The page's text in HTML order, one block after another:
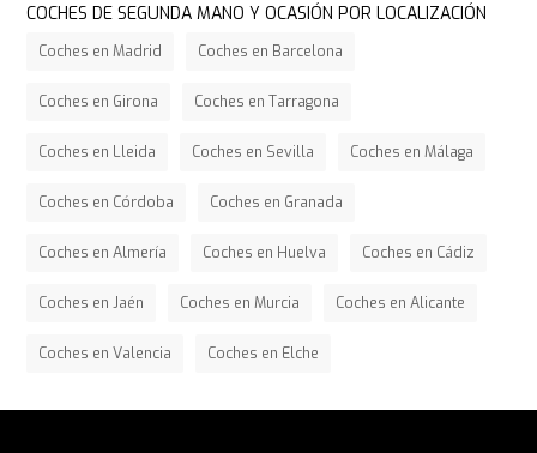
COCHES DE SEGUNDA MANO Y OCASIÓN POR LOCALIZACIÓN
Coches en Madrid Coches en Barcelona
Coches en Girona Coches en Tarragona
Coches en Lleida Coches en Sevilla Coches en Málaga
Coches en Córdoba Coches en Granada
Coches en Almería Coches en Huelva Coches en Cádiz
Coches en Jaén Coches en Murcia Coches en Alicante
Coches en Valencia Coches en Elche